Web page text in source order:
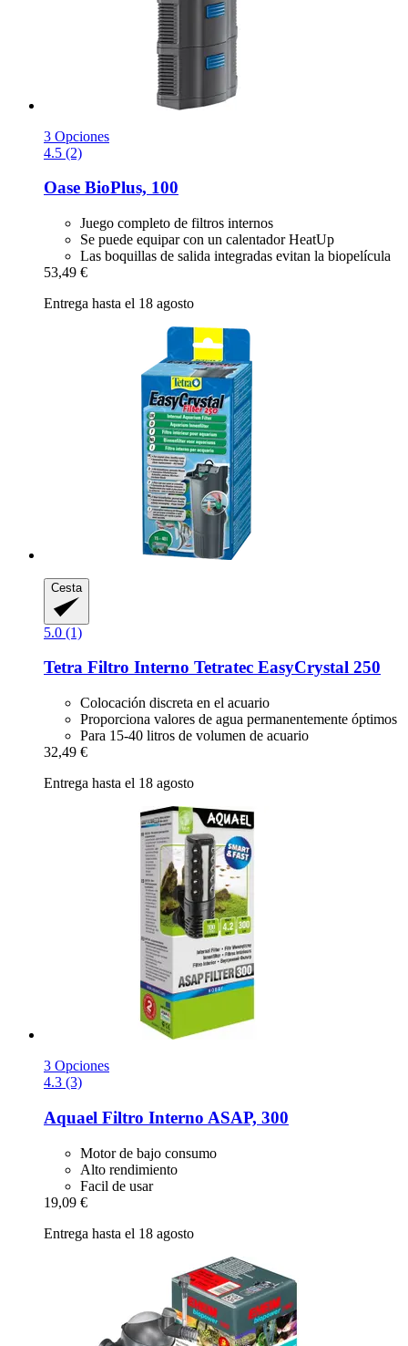
3 Opciones
4.5 (2)
Oase BioPlus, 100
Juego completo de filtros internos
Se puede equipar con un calentador HeatUp
Las boquillas de salida integradas evitan la biopelícula
53,49 €
Entrega hasta el 18 agosto
Cesta
5.0 (1)
Tetra Filtro Interno Tetratec EasyCrystal 250
Colocación discreta en el acuario
Proporciona valores de agua permanentemente óptimos
Para 15-40 litros de volumen de acuario
32,49 €
Entrega hasta el 18 agosto
3 Opciones
4.3 (3)
Aquael Filtro Interno ASAP, 300
Motor de bajo consumo
Alto rendimiento
Facil de usar
19,09 €
Entrega hasta el 18 agosto